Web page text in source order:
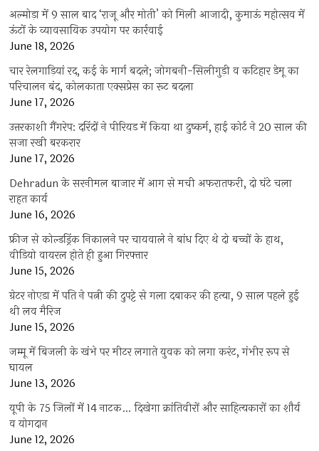
अल्मोड़ा में 9 साल बाद ‘राजू और मोती’ को मिली आजादी, कुमाऊं महोत्सव में
ऊंटों के व्यावसायिक उपयोग पर कार्रवाई
June 18, 2026
चार रेलगाड़ियां रद, कई के मार्ग बदले; जोगबनी-सिलीगुड़ी व कटिहार डेमू का
परिचालन बंद, कोलकाता एक्सप्रेस का रूट बदला
June 17, 2026
उत्तरकाशी गैंगरेप: दरिंदों ने पीरियड में किया था दुष्कर्म, हाई कोर्ट ने 20 साल की
सजा रखी बरकरार
June 17, 2026
Dehradun के सरनीमल बाजार में आग से मची अफरातफरी, दो घंटे चला
राहत कार्य
June 16, 2026
फ्रीज से कोल्डड्रिंक निकालने पर चायवाले ने बांध दिए थे दो बच्चों के हाथ,
वीडियो वायरल होते ही हुआ गिरफ्तार
June 15, 2026
ग्रेटर नोएडा में पति ने पत्नी की दुपट्टे से गला दबाकर की हत्या, 9 साल पहले हुई
थी लव मैरिज
June 15, 2026
जम्मू में बिजली के खंभे पर मीटर लगाते युवक को लगा करंट, गंभीर रूप से
घायल
June 13, 2026
यूपी के 75 जिलों में 14 नाटक… दिखेगा क्रांतिवीरों और साहित्यकारों का शौर्य
व योगदान
June 12, 2026